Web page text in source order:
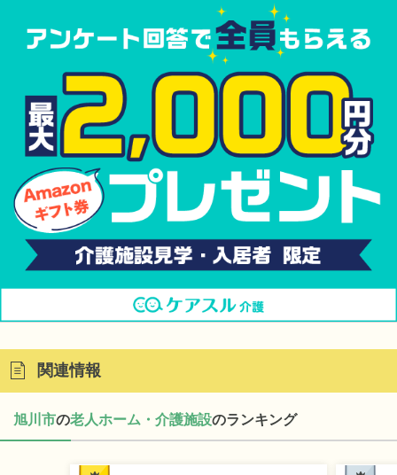
関連情報
旭川市の老人ホーム・介護施設のランキング